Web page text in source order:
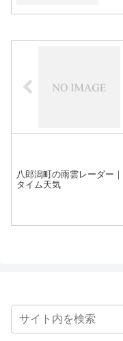
八郎潟町の雨雲レーダー
タイム天気